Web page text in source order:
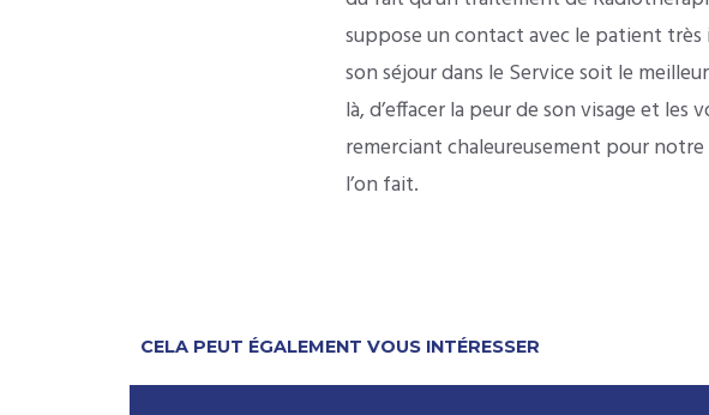
suppose un contact avec le patient
son séjour dans le Service soit le
là, d’effacer la peur de son visage et
remerciant chaleureusement pour
l’on fait.
CELA PEUT ÉGALEMENT VOUS INTÉRESSER